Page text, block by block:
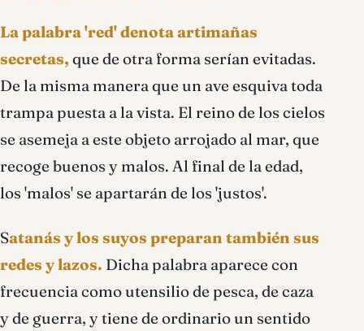
La palabra 'red' denota artimañas
secretas, que de otra forma serí­an evitadas.
De la misma manera que un ave esquiva toda
trampa puesta a la vista. El reino de los cielos
se asemeja a este objeto arrojado al mar, que
recoge buenos y malos. Al final de la edad,
los 'malos' se apartarán de los 'justos'.
Satanás y los suyos preparan también sus
redes y lazos. Dicha palabra aparece con
frecuencia como utensilio de pesca, de caza
y de guerra, y tiene de ordinario un sentido